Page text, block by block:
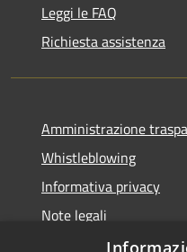
Leggi le FAQ
Richiesta assistenza
Amministrazione
Whistleblowing
Informativa privacy
Note legali
Dichiarazione di